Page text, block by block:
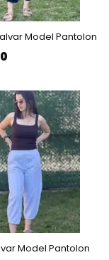
Model Pantolon
Model Pantolon